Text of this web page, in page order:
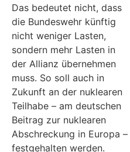
Das bedeutet nicht, dass
die Bundeswehr künftig
nicht weniger Lasten,
sondern mehr Lasten in
der Allianz übernehmen
muss. So soll auch in
Zukunft an der nuklearen
Teilhabe – am deutschen
Beitrag zur nuklearen
Abschreckung in Europa –
festgehalten werden.